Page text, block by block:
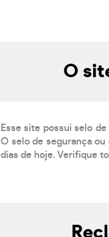
O
Esse site possui selo
O selo de segurança
dias de hoje. Verifique